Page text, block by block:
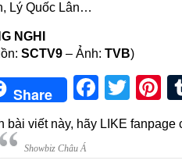
Lý Quốc Lân…
NGHI
SCTV9 – Ảnh: TVB)
Share
bài viết này, hãy LIKE fanpage
Showbiz Châu Á